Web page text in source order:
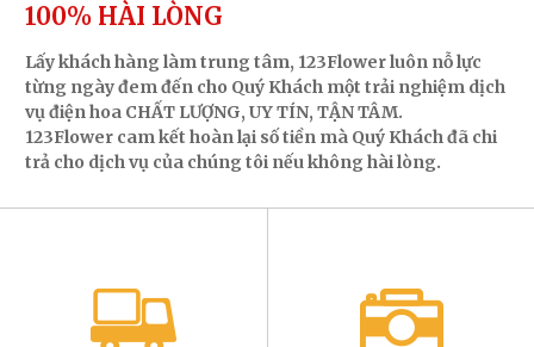
100% HÀI LÒNG
Lấy khách hàng làm trung tâm, 123Flower luôn nỗ lực
từng ngày đem đến cho Quý Khách một trải nghiệm dịch
vụ điện hoa CHẤT LƯỢNG, UY TÍN, TẬN TÂM.
123Flower cam kết hoàn lại số tiền mà Quý Khách đã chi
trả cho dịch vụ của chúng tôi nếu không hài lòng.